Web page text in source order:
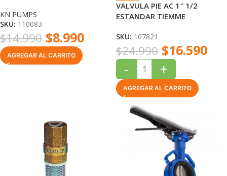
KN PUMPS
SKU: 110083
$14.990 $8.990
AGREGAR AL CARRITO
VALVULA PIE AC 1″ 1/2
ESTANDAR TIEMME
SKU: 107821
$24.990 $16.590
- +
AGREGAR AL CARRITO